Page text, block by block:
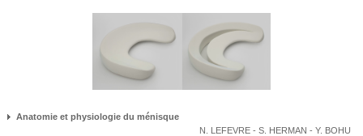
Anatomie et physiologie du ménisque
N. LEFEVRE - S. HERMAN - Y. BOHU